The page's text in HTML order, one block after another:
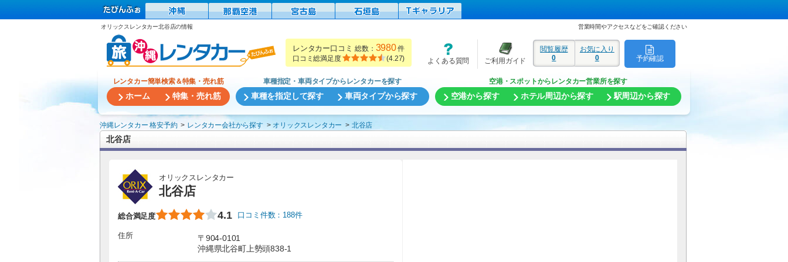
オリックスレンタカー北谷店の情報 営業時間やアクセスなどをご確認ください
レンタカー口コミ 総数： 3980件
口コミ総満足度
(4.27) 予約確認
閲覧履歴
0
お気に入り
0
よくある質問 ご利用ガイド
レンタカー簡単検索＆特集・売れ筋
ホーム 特集・売れ筋
車種指定・車両タイプからレンタカーを探す
車種を指定して探す 車両タイプから探す
空港・スポットからレンタカー営業所を探す
空港から探す ホテル周辺から探す 駅周辺から探す
沖縄レンタカー 格安予約 レンタカー会社から探す オリックスレンタカー 北谷店
北谷店
オリックスレンタカー
北谷店
総合満足度 4.1 口コミ件数：188件
住所
〒904-0101
沖縄県北谷町上勢頭838-1